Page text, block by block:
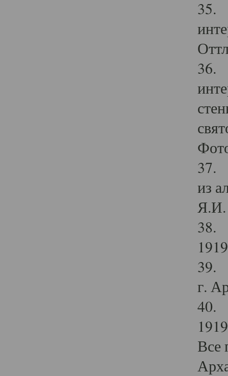
35.
36.
37.
из
Я.И.
38.
39.
г.
40.
Все